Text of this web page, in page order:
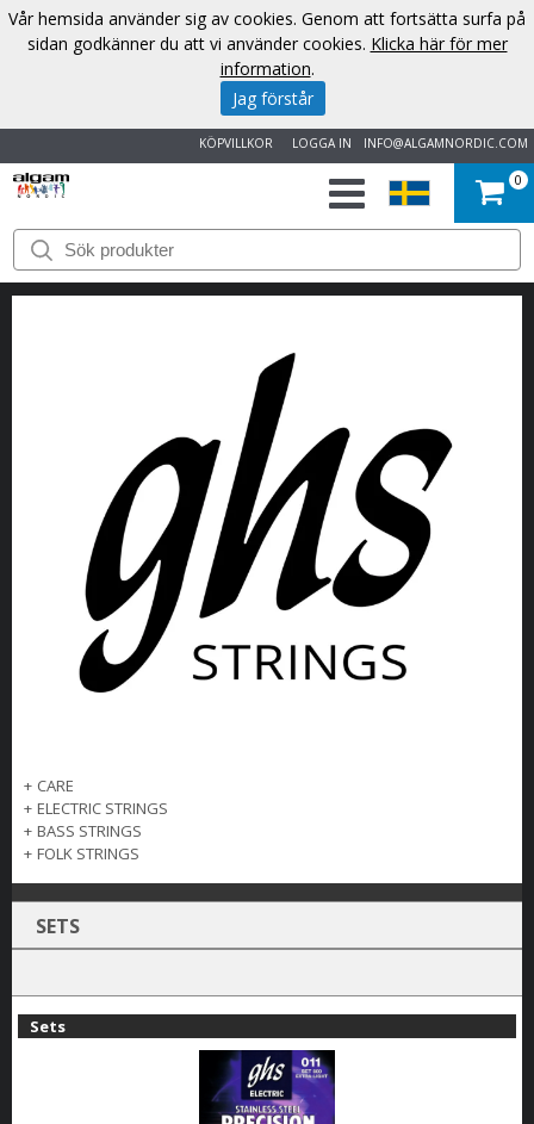
INFO@ALGAMNORDIC.COM
LOGGA IN
KÖPVILLKOR
START
VARUMÄRKEN
OSS
KONTAKT
0
+ CARE
+ ELECTRIC STRINGS
+ BASS STRINGS
+ FOLK STRINGS
SETS
Sets
Vår hemsida använder sig av cookies. Genom att fortsätta surfa på
sidan godkänner du att vi använder cookies. Klicka här för mer
information.
Jag förstår